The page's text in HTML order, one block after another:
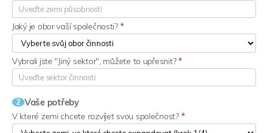
Jaký je obor vaší společnosti? *
Vybrali jste "Jiný sektor", můžete to upřesnit?*
2 Vaše potřeby
V které zemi chcete rozvíjet svou společnost? *